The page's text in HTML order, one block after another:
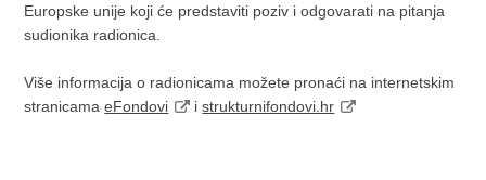
Europske unije koji će predstaviti poziv i odgovarati na pitanja
sudionika radionica.
Više informacija o radionicama možete pronaći na internetskim
stranicamaeFondovi istrukturnifondovi.hr